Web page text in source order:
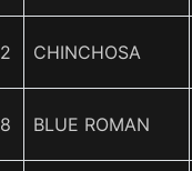
2 CHINCHOSA
8 BLUE ROMAN